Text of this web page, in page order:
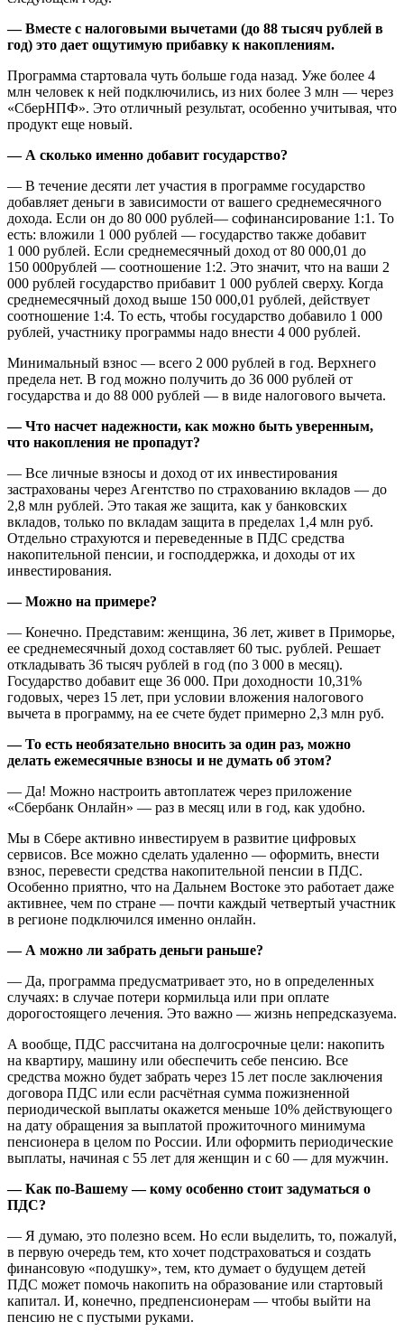
— Вместе с налоговыми вычетами (до 88 тысяч рублей в
год) это дает ощутимую прибавку к накоплениям.
Программа стартовала чуть больше года назад. Уже более 4
млн человек к ней подключились, из них более 3 млн — через
«СберНПФ». Это отличный результат, особенно учитывая, что
продукт еще новый.
— А сколько именно добавит государство?
— В течение десяти лет участия в программе государство
добавляет деньги в зависимости от вашего среднемесячного
дохода. Если он до 80 000 рублей— софинансирование 1:1. То
есть: вложили 1 000 рублей — государство также добавит
1 000 рублей. Если среднемесячный доход от 80 000,01 до
150 000рублей — соотношение 1:2. Это значит, что на ваши 2
000 рублей государство прибавит 1 000 рублей сверху. Когда
среднемесячный доход выше 150 000,01 рублей, действует
соотношение 1:4. То есть, чтобы государство добавило 1 000
рублей, участнику программы надо внести 4 000 рублей.
Минимальный взнос — всего 2 000 рублей в год. Верхнего
предела нет. В год можно получить до 36 000 рублей от
государства и до 88 000 рублей — в виде налогового вычета.
— Что насчет надежности, как можно быть уверенным,
что накопления не пропадут?
— Все личные взносы и доход от их инвестирования
застрахованы через Агентство по страхованию вкладов — до
2,8 млн рублей. Это такая же защита, как у банковских
вкладов, только по вкладам защита в пределах 1,4 млн руб.
Отдельно страхуются и переведенные в ПДС средства
накопительной пенсии, и господдержка, и доходы от их
инвестирования.
— Можно на примере?
— Конечно. Представим: женщина, 36 лет, живет в Приморье,
ее среднемесячный доход составляет 60 тыс. рублей. Решает
откладывать 36 тысяч рублей в год (по 3 000 в месяц).
Государство добавит еще 36 000. При доходности 10,31%
годовых, через 15 лет, при условии вложения налогового
вычета в программу, на ее счете будет примерно 2,3 млн руб.
— То есть необязательно вносить за один раз, можно
делать ежемесячные взносы и не думать об этом?
— Да! Можно настроить автоплатеж через приложение
«Сбербанк Онлайн» — раз в месяц или в год, как удобно.
Мы в Сбере активно инвестируем в развитие цифровых
сервисов. Все можно сделать удаленно — оформить, внести
взнос, перевести средства накопительной пенсии в ПДС.
Особенно приятно, что на Дальнем Востоке это работает даже
активнее, чем по стране — почти каждый четвертый участник
в регионе подключился именно онлайн.
— А можно ли забрать деньги раньше?
— Да, программа предусматривает это, но в определенных
случаях: в случае потери кормильца или при оплате
дорогостоящего лечения. Это важно — жизнь непредсказуема.
А вообще, ПДС рассчитана на долгосрочные цели: накопить
на квартиру, машину или обеспечить себе пенсию. Все
средства можно будет забрать через 15 лет после заключения
договора ПДС или если расчётная сумма пожизненной
периодической выплаты окажется меньше 10% действующего
на дату обращения за выплатой прожиточного минимума
пенсионера в целом по России. Или оформить периодические
выплаты, начиная с 55 лет для женщин и с 60 — для мужчин.
— Как по-Вашему — кому особенно стоит задуматься о
ПДС?
— Я думаю, это полезно всем. Но если выделить, то, пожалуй,
в первую очередь тем, кто хочет подстраховаться и создать
финансовую «подушку», тем, кто думает о будущем детей
ПДС может помочь накопить на образование или стартовый
капитал. И, конечно, предпенсионерам — чтобы выйти на
пенсию не с пустыми руками.